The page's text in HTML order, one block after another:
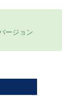
ージョン